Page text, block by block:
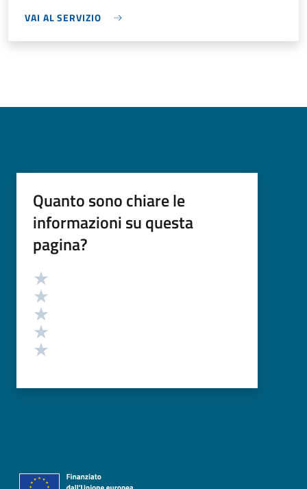
VAI AL SERVIZIO
Quanto sono chiare le
informazioni su questa
pagina?
Valutazione